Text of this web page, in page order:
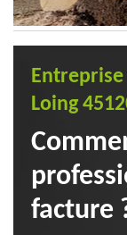
Loing
facture